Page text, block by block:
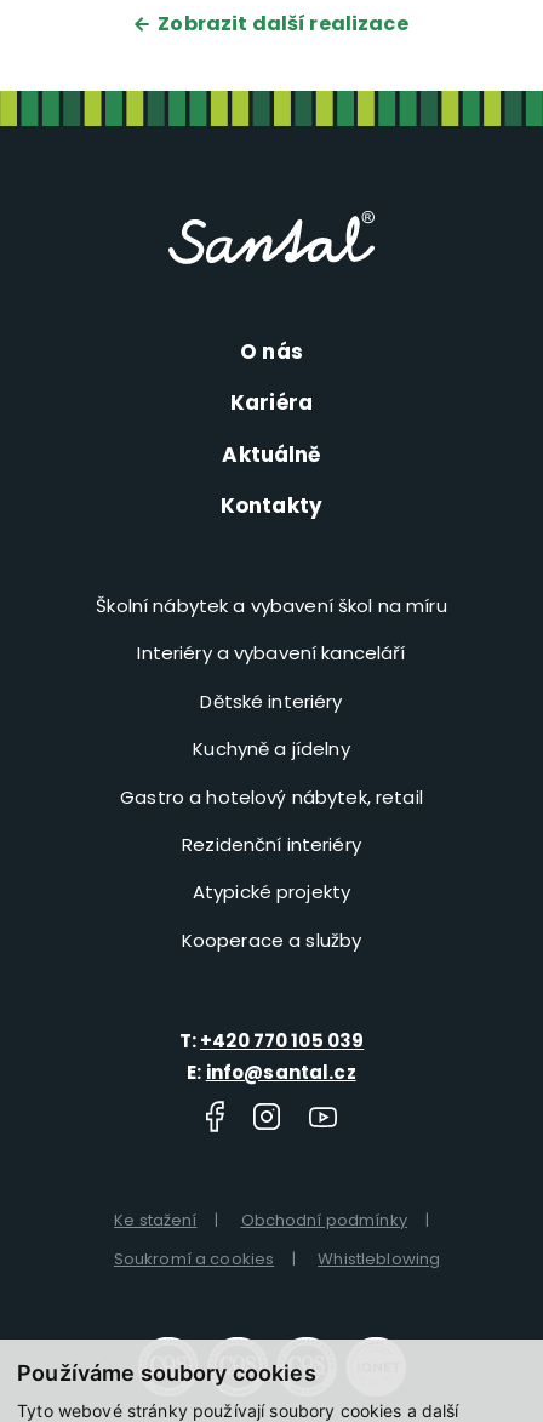
Používáme soubory cookies
Tyto webové stránky používají soubory cookies a další
Zobrazit další realizace
O nás
Kariéra
Aktuálně
Kontakty
Školní nábytek a vybavení škol na míru
Interiéry a vybavení kanceláří
Dětské interiéry
Kuchyně a jídelny
Gastro a hotelový nábytek, retail
Rezidenční interiéry
Atypické projekty
Kooperace a služby
T:+420 770 105 039
E: info@santal.cz
Ke stažení
Obchodní podmínky
Soukromí a cookies
Whistleblowing